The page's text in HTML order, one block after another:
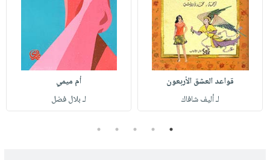
قواعد العشق الأربعون
لـ أليف شافاك
أم ميمي
لـ بلال فضل
1
2
3
4
5